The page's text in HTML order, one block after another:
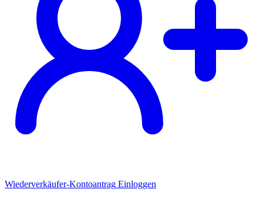
Wiederverkäufer-Kontoantrag Einloggen